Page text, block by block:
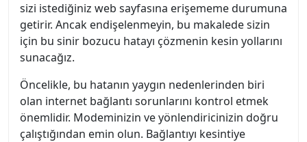
sizi istediğiniz web sayfasına erişememe durumuna
getirir. Ancak endişelenmeyin, bu makalede sizin
için bu sinir bozucu hatayı çözmenin kesin yollarını
sunacağız.
Öncelikle, bu hatanın yaygın nedenlerinden biri
olan internet bağlantı sorunlarını kontrol etmek
önemlidir. Modeminizin ve yönlendiricinizin doğru
çalıştığından emin olun. Bağlantıyı kesintiye